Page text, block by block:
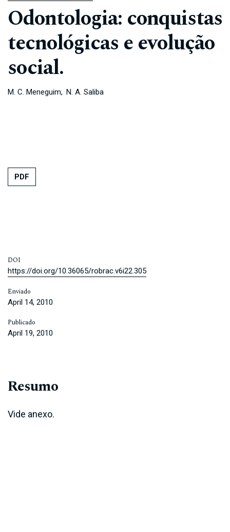
Odontologia: conquistas
tecnológicas e evolução
social.
M. C. Meneguim N. A. Saliba
PDF
DOI
https://doi.org/10.36065/robrac.v6i22.305
Enviado
April 14, 2010
Publicado
April 19, 2010
Resumo
Vide anexo.